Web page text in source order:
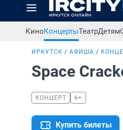
КиноКонцертыТеатрДетям
ИРКУТСК АФИША
Space
КОНЦЕРТ 6+
Купить билеты